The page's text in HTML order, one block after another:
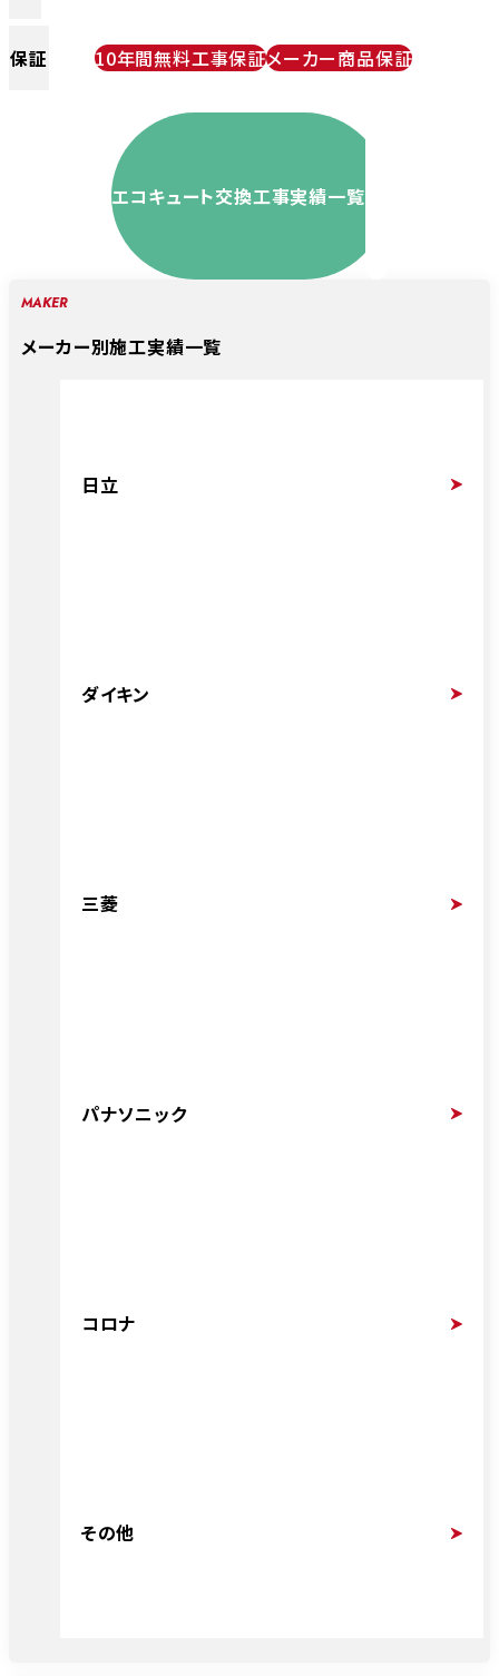
保証 10年間無料工事保証メーカー商品保証
エコキュート交換工事実績一覧
MAKER
メーカー別施工実績一覧
日立
ダイキン
三菱
パナソニック
コロナ
その他